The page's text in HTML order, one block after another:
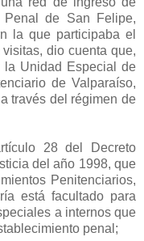
de San Felipe,
la que participaba el
dio cuenta que,
la Unidad Especial de
de Valparaíso,
través del régimen de
28 del Decreto
del año 1998, que
Penitenciarios,
está facultado para
a internos que
penal;